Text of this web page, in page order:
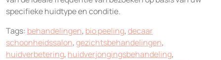
specifieke huidtype en conditie.
Tags: behandelingen, bio peeling,decaar
schoonheidssalon,gezichtsbehandelingen,
huidverbetering, huidverjongingsbehandeling,